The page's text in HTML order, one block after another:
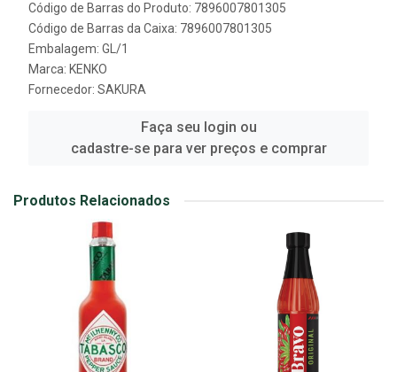
Código de Barras do Produto: 7896007801305
Código de Barras da Caixa: 7896007801305
Embalagem: GL/1
Marca: KENKO
Fornecedor: SAKURA
Faça seu login ou
cadastre-se para ver preços e comprar
Produtos Relacionados